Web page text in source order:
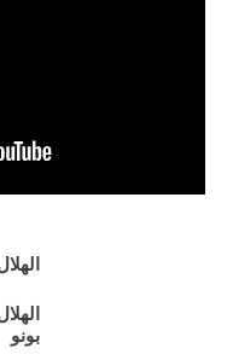
بونو